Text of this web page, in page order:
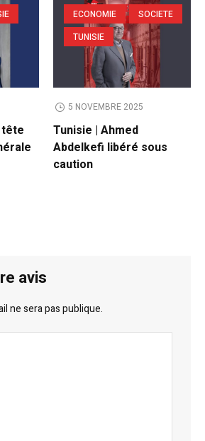
tête
ECONOMIE
SOCIETE
TUNISIE
5 NOVEMBRE 2025
Tunisie | Ahmed
Abdelkefi libéré sous
caution
avis
ne sera pas publique.